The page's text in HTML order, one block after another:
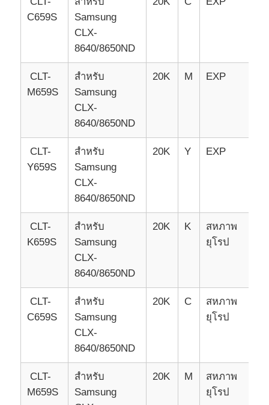
ขออ้าง
ชิปโทนเนอร์ HP
ชิปหมึกพิมพ์ Xerox
ชิปโทนเนอร์ Lexmark
ชิปโทนเนอร์ Kyocera
ชิปทอนเนอร์แคนอน
พี่ชายทอนเนอร์ ชิป
ชิปทอนเนอร์ริโกห์
C659S
Samsung
CLX-
8640/8650ND
CLT-
M659S
สําหรับ
Samsung
CLX-
8640/8650ND
20K M EXP
CLT-
Y659S
สําหรับ
Samsung
CLX-
8640/8650ND
20K Y EXP
CLT-
K659S
สําหรับ
Samsung
CLX-
8640/8650ND
20K K
สหภาพ
ยุโรป
CLT-
C659S
สําหรับ
Samsung
CLX-
8640/8650ND
20K C
สหภาพ
ยุโรป
CLT-
M659S
สําหรับ
Samsung
20K M
สหภาพ
ยุโรป